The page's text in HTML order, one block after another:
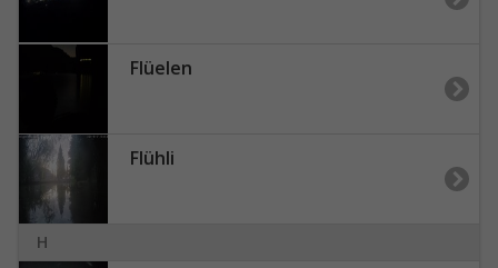
Flüelen
Flühli
H